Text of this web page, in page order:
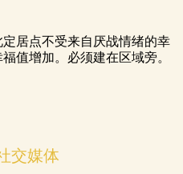
居点不受来自厌战情绪的幸
值增加。必须建在区域旁。
交媒体